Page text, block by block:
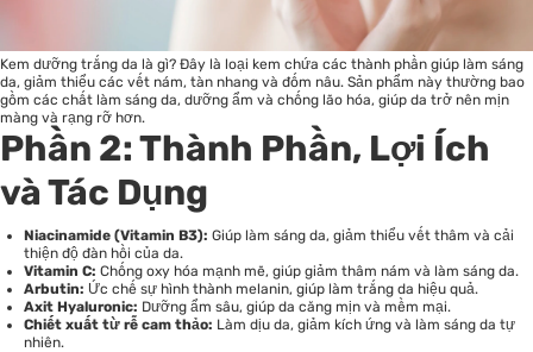
Kem dưỡng trắng da là gì? Đây là loại kem chứa các thành phần giúp làm sáng
da, giảm thiểu các vết nám, tàn nhang và đốm nâu. Sản phẩm này thường bao
gồm các chất làm sáng da, dưỡng ẩm và chống lão hóa, giúp da trở nên mịn
màng và rạng rỡ hơn.
Phần 2: Thành Phần, Lợi Ích
và Tác Dụng
Niacinamide (Vitamin B3): Giúp làm sáng da, giảm thiểu vết thâm và cải
thiện độ đàn hồi của da.
Vitamin C: Chống oxy hóa mạnh mẽ, giúp giảm thâm nám và làm sáng da.
Arbutin: Ức chế sự hình thành melanin, giúp làm trắng da hiệu quả.
Axit Hyaluronic: Dưỡng ẩm sâu, giúp da căng mịn và mềm mại.
Chiết xuất từ rễ cam thảo: Làm dịu da, giảm kích ứng và làm sáng da tự
nhiên.